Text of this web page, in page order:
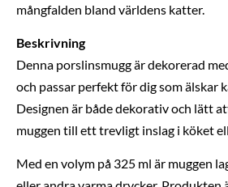
mångfalden bland världens katter.
Beskrivning
Denna porslinsmugg är dekorerad
och passar perfekt för dig som älskar
Designen är både dekorativ och lätt
muggen till ett trevligt inslag i köket
Med en volym på 325 ml är muggen